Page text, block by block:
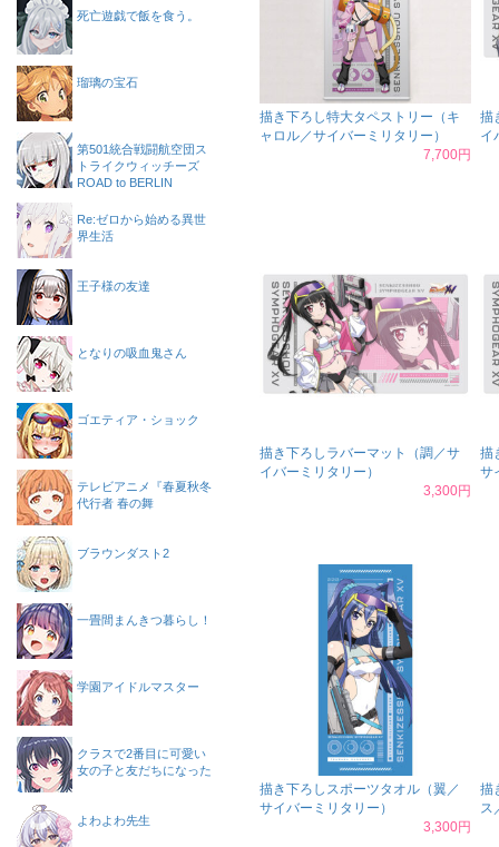
描き下ろし特大タペストリー（キ
ャロル／サイバーミリタリー）
7,700円
描
イ
描き下ろしラバーマット（調／サ
イバーミリタリー）
3,300円
描
サ
描き下ろしスポーツタオル（翼／
サイバーミリタリー）
3,300円
描
ス
死亡遊戯で飯を食う。
瑠璃の宝石
第501統合戦闘航空団ス
トライクウィッチーズ
ROAD to BERLIN
Re:ゼロから始める異世
界生活
王子様の友達
となりの吸血鬼さん
ゴエティア・ショック
テレビアニメ『春夏秋冬
代行者 春の舞
ブラウンダスト2
一畳間まんきつ暮らし！
学園アイドルマスター
クラスで2番目に可愛い
女の子と友だちになった
よわよわ先生